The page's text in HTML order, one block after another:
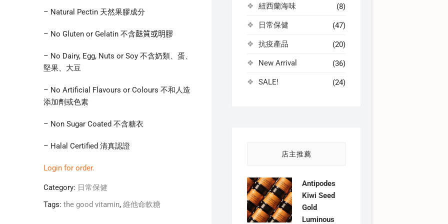
– Natural Pectin 天然果膠成分
– No Gluten or Gelatin 不含麩質或明膠
– No Dairy, Egg, Nuts or Soy 不含奶類、蛋、
堅果、大豆
– No Artificial Flavours or Colours 不和人造
添加劑或色素
– Non Sugar Coated 不含糖衣
– Halal Certified 清真認證
Login for order.
Category: 日常保健
Tags:the good vitamin,維他命軟糖
紐西蘭海味 (8)
日常保健 (47)
抗疫產品 (20)
New Arrival (36)
SALE! (24)
店主推薦
Antipodes
Kiwi Seed
Gold
Luminous